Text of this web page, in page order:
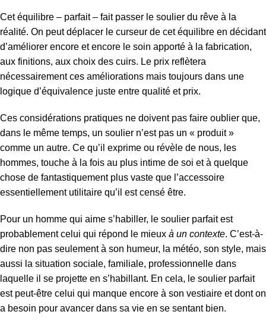
Cet équilibre – parfait – fait passer le soulier du rêve à la
réalité. On peut déplacer le curseur de cet équilibre en décidant
d’améliorer encore et encore le soin apporté à la fabrication,
aux finitions, aux choix des cuirs. Le prix reflètera
nécessairement ces améliorations mais toujours dans une
logique d’équivalence juste entre qualité et prix.
Ces considérations pratiques ne doivent pas faire oublier que,
dans le même temps, un soulier n’est pas un « produit »
comme un autre. Ce qu’il exprime ou révèle de nous, les
hommes, touche à la fois au plus intime de soi et à quelque
chose de fantastiquement plus vaste que l’accessoire
essentiellement utilitaire qu’il est censé être.
Pour un homme qui aime s’habiller, le soulier parfait est
probablement celui qui répond le mieux à un contexte. C’est-à-
dire non pas seulement à son humeur, la météo, son style, mais
aussi la situation sociale, familiale, professionnelle dans
laquelle il se projette en s’habillant. En cela, le soulier parfait
est peut-être celui qui manque encore à son vestiaire et dont on
a besoin pour avancer dans sa vie en se sentant bien.